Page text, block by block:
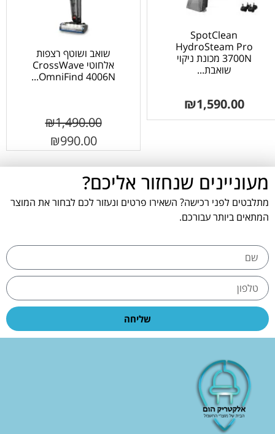
SpotClean
HydroSteam Pro
3700N מכונת ניקוי
שואבת...
₪1,590.00
שואב ושוטף רצפות
אלחוטי CrossWave
OmniFind 4006N...
₪1,490.00
₪990.00
מעוניינים שנחזור אליכם?
מתלבטים לפני רכישה? השאירו פרטים ונעזור לכם לבחור את המוצר
המתאים ביותר עבורכם.
שליחה